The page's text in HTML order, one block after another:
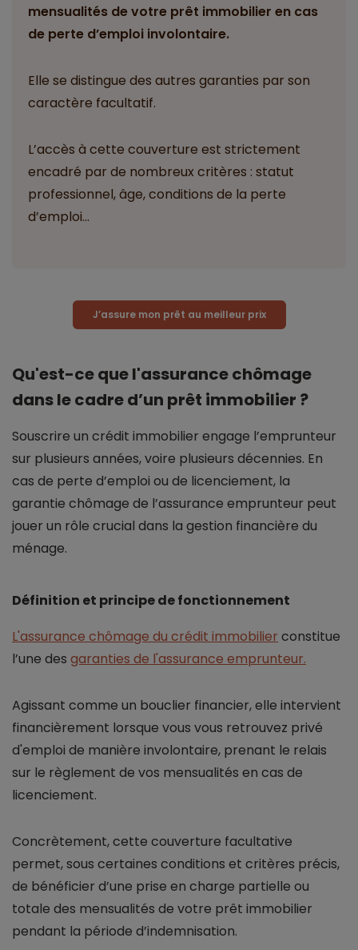
mensualités de votre prêt immobilier en cas
de perte d’emploi involontaire.
Elle se distingue des autres garanties par son
caractère facultatif.
L’accès à cette couverture est strictement
encadré par de nombreux critères : statut
professionnel, âge, conditions de la perte
d’emploi...
J’assure mon prêt au meilleur prix
Qu'est-ce que l'assurance chômage
dans le cadre d’un prêt immobilier ?
Souscrire un crédit immobilier engage l’emprunteur
sur plusieurs années, voire plusieurs décennies. En
cas de perte d’emploi ou de licenciement, la
garantie chômage de l’assurance emprunteur peut
jouer un rôle crucial dans la gestion financière du
ménage.
Définition et principe de fonctionnement
L'assurance chômage du crédit immobilier constitue
l’une des garanties de l'assurance emprunteur.
Agissant comme un bouclier financier, elle intervient
financièrement lorsque vous vous retrouvez privé
d'emploi de manière involontaire, prenant le relais
sur le règlement de vos mensualités en cas de
licenciement.
Concrètement, cette couverture facultative
permet, sous certaines conditions et critères précis,
de bénéficier d’une prise en charge partielle ou
totale des mensualités de votre prêt immobilier
pendant la période d’indemnisation.